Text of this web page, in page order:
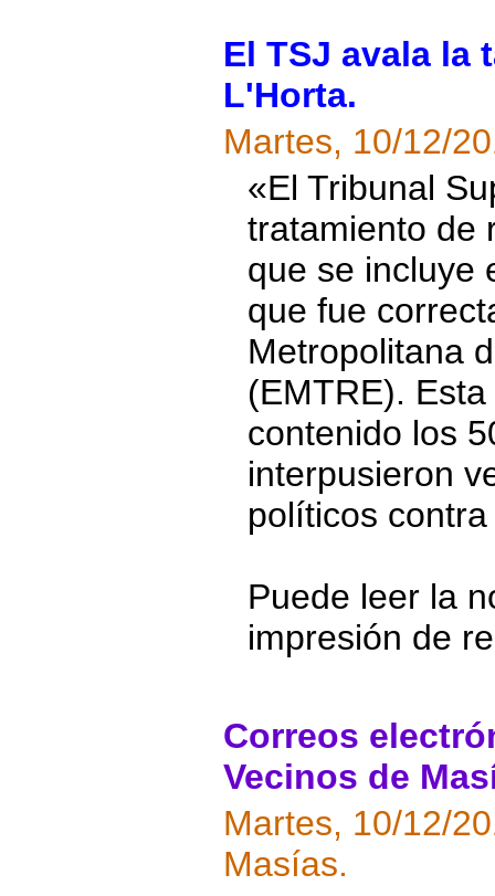
El TSJ avala la
L'Horta.
Martes, 10/12/
«El Tribunal
tratamiento de
que se incluye
que fue
Metropolitana
(EMTRE).
contenido los
interpusieron
políticos
Puede leer la
impresión de
Correos
Vecinos de
Martes, 10/12/
Masías.